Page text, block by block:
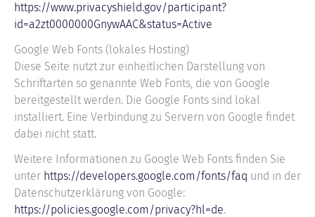
https://www.privacyshield.gov/participant?
id=a2zt0000000GnywAAC&status=Active
Google Web Fonts (lokales Hosting)
Diese Seite nutzt zur einheitlichen Darstellung von
Schriftarten so genannte Web Fonts, die von Google
bereitgestellt werden. Die Google Fonts sind lokal
installiert. Eine Verbindung zu Servern von Google findet
dabei nicht statt.
Weitere Informationen zu Google Web Fonts finden Sie
unter https://developers.google.com/fonts/faq und in der
Datenschutzerklärung von Google:
https://policies.google.com/privacy?hl=de.